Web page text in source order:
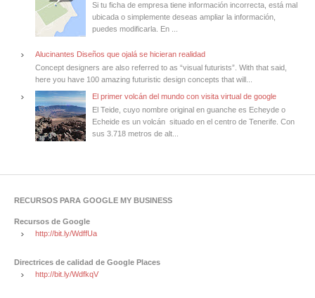
Si tu ficha de empresa tiene información incorrecta, está mal
ubicada o simplemente deseas ampliar la información,
puedes modificarla. En ...
Alucinantes Diseños que ojalá se hicieran realidad
Concept designers are also referred to as “visual futurists”. With that said,
here you have 100 amazing futuristic design concepts that will...
El primer volcán del mundo con visita virtual de google
El Teide, cuyo nombre original en guanche es Echeyde o
Echeide es un volcán situado en el centro de Tenerife. Con
sus 3.718 metros de alt...
RECURSOS PARA GOOGLE MY BUSINESS
Recursos de Google
http://bit.ly/WdffUa
Directrices de calidad de Google Places
http://bit.ly/WdfkqV